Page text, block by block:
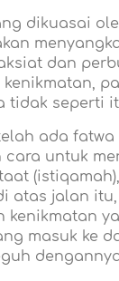
dikuasai
dan
tidak seperti
ada fatwa
cara untuk
atas jalan
kenikmatan
masuk ke